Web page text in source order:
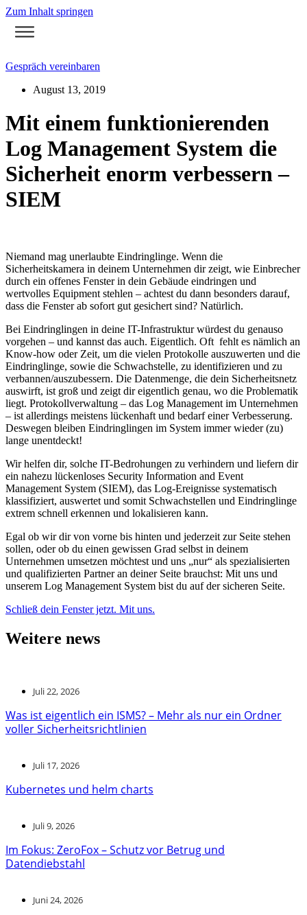
Zum Inhalt springen
Gespräch vereinbaren
August 13, 2019
Mit einem funktionierenden
Log Management System die
Sicherheit enorm verbessern –
SIEM
Niemand mag unerlaubte Eindringlinge. Wenn die
Sicherheitskamera in deinem Unternehmen dir zeigt, wie Einbrecher
durch ein offenes Fenster in dein Gebäude eindringen und
wertvolles Equipment stehlen – achtest du dann besonders darauf,
dass die Fenster ab sofort gut gesichert sind? Natürlich.
Bei Eindringlingen in deine IT-Infrastruktur würdest du genauso
vorgehen – und kannst das auch. Eigentlich. Oft fehlt es nämlich an
Know-how oder Zeit, um die vielen Protokolle auszuwerten und die
Eindringlinge, sowie die Schwachstelle, zu identifizieren und zu
verbannen/auszubessern. Die Datenmenge, die dein Sicherheitsnetz
auswirft, ist groß und zeigt dir eigentlich genau, wo die Problematik
liegt. Protokollverwaltung – das Log Management im Unternehmen
– ist allerdings meistens lückenhaft und bedarf einer Verbesserung.
Deswegen bleiben Eindringlingen im System immer wieder (zu)
lange unentdeckt!
Wir helfen dir, solche IT-Bedrohungen zu verhindern und liefern dir
ein nahezu lückenloses Security Information and Event
Management System (SIEM), das Log-Ereignisse systematisch
klassifiziert, auswertet und somit Schwachstellen und Eindringlinge
extrem schnell erkennen und lokalisieren kann.
Egal ob wir dir von vorne bis hinten und jederzeit zur Seite stehen
sollen, oder ob du einen gewissen Grad selbst in deinem
Unternehmen umsetzen möchtest und uns „nur“ als spezialisierten
und qualifizierten Partner an deiner Seite brauchst: Mit uns und
unserem Log Management System bist du auf der sicheren Seite.
Schließ dein Fenster jetzt. Mit uns.
Weitere news
Juli 22, 2026
Was ist eigentlich ein ISMS? – Mehr als nur ein Ordner
voller Sicherheitsrichtlinien
Juli 17, 2026
Kubernetes und helm charts
Juli 9, 2026
Im Fokus: ZeroFox – Schutz vor Betrug und
Datendiebstahl
Juni 24, 2026